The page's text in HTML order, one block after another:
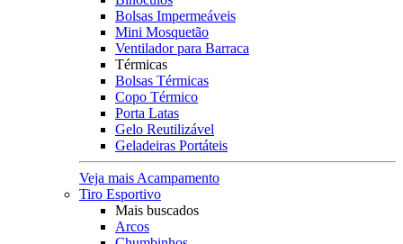
Bolsas Impermeáveis
Mini Mosquetão
Ventilador para Barraca
Térmicas
Bolsas Térmicas
Copo Térmico
Porta Latas
Gelo Reutilizável
Geladeiras Portáteis
Veja mais Acampamento
Tiro Esportivo
Mais buscados
Arcos